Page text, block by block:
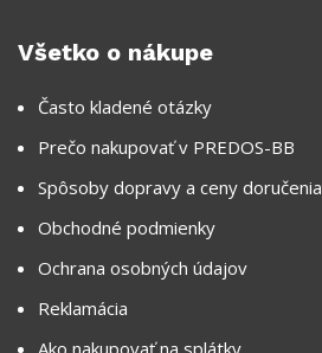
Všetko o nákupe
Často kladené otázky
Prečo nakupovať v PREDOS-BB
Spôsoby dopravy a ceny doručenia
Obchodné podmienky
Ochrana osobných údajov
Reklamácia